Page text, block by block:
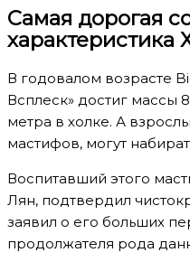
Самая дорогая
характеристика
В годовалом возрасте
Всплеск» достиг массы
метра в холке. А
мастифов, могут
Воспитавший этого
Лян, подтвердил
заявил о его больших
продолжателя рода